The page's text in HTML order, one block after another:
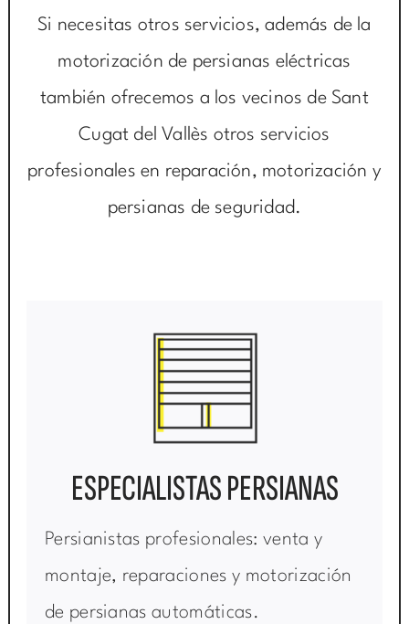
Si necesitas otros servicios, además de la
motorización de persianas eléctricas
también ofrecemos a los vecinos de Sant
Cugat del Vallès otros servicios
profesionales en reparación, motorización y
persianas de seguridad.
ESPECIALISTAS PERSIANAS
Persianistas profesionales: venta y
montaje, reparaciones y motorización
de persianas automáticas.